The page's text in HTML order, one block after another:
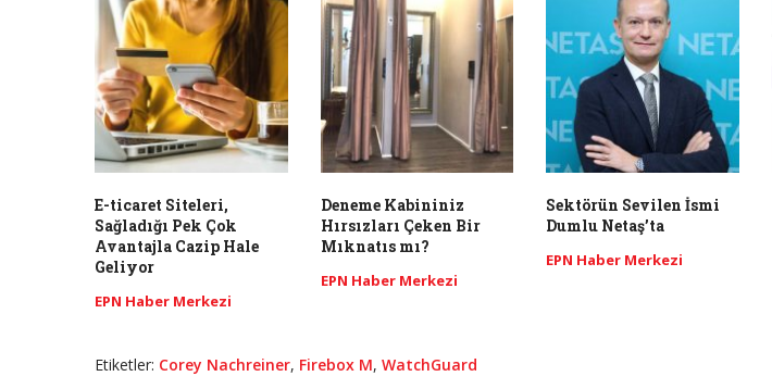
E-ticaret Siteleri,
Sağladığı Pek Çok
Avantajla Cazip Hale
Geliyor
EPN Haber Merkezi
Deneme Kabininiz
Hırsızları Çeken Bir
Mıknatıs mı?
EPN Haber Merkezi
Sektörün Sevilen İsmi
Dumlu Netaş’ta
EPN Haber Merkezi
Etiketler: Corey Nachreiner, Firebox M, WatchGuard